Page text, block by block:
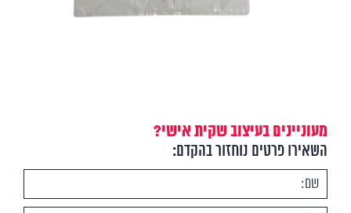
מעוניינים בעיצוב שקית אישי?
השאירו פרטים נוחזור בהקדם: